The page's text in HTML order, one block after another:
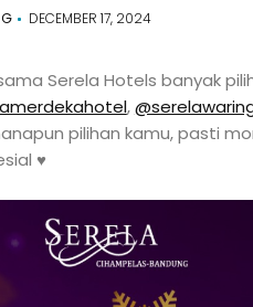
DECEMBER 17, 2024
Serela Hotels banyak
,
pilihan kamu, pasti
♥️